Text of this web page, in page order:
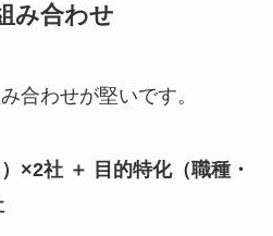
み合わせ
合わせが堅いです。
×2社 ＋ 目的特化（職種・